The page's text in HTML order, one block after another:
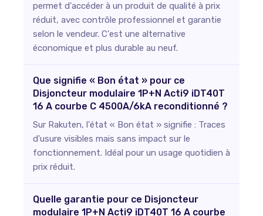
permet d'accéder à un produit de qualité à prix
réduit, avec contrôle professionnel et garantie
selon le vendeur. C'est une alternative
économique et plus durable au neuf.
Que signifie « Bon état » pour ce
Disjoncteur modulaire 1P+N Acti9 iDT40T
16 A courbe C 4500A/6kA reconditionné ?
Sur Rakuten, l'état « Bon état » signifie : Traces
d'usure visibles mais sans impact sur le
fonctionnement. Idéal pour un usage quotidien à
prix réduit.
Quelle garantie pour ce Disjoncteur
modulaire 1P+N Acti9 iDT40T 16 A courbe